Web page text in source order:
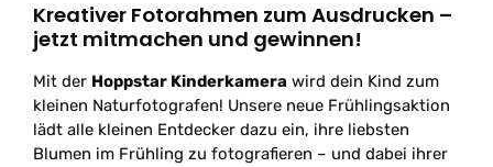
Kreativer Fotorahmen zum Ausdrucken –
jetzt mitmachen und gewinnen!
Mit der Hoppstar Kinderkamera wird dein Kind zum
kleinen Naturfotografen! Unsere neue Frühlingsaktion
lädt alle kleinen Entdecker dazu ein, ihre liebsten
Blumen im Frühling zu fotografieren – und dabei ihrer